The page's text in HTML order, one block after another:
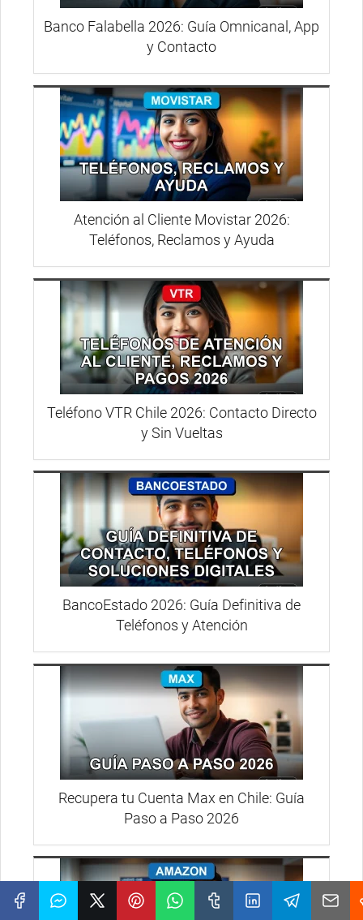
Banco Falabella 2026: Guía Omnicanal, App
y Contacto
Atención al Cliente Movistar 2026:
Teléfonos, Reclamos y Ayuda
Teléfono VTR Chile 2026: Contacto Directo
y Sin Vueltas
BancoEstado 2026: Guía Definitiva de
Teléfonos y Atención
Recupera tu Cuenta Max en Chile: Guía
Paso a Paso 2026